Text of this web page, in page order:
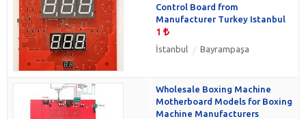
Control Board from
Manufacturer Turkey Istanbul
1
İstanbul Bayrampaşa
Wholesale Boxing Machine
Motherboard Models for Boxing
Machine Manufacturers